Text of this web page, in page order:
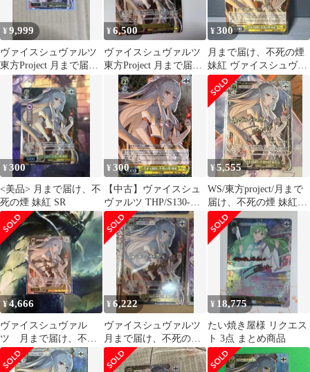
¥9,999
ヴァイスシュヴァルツ
東方Project 月まで届
け、不死の煙 妹紅 LNR
¥6,500
ヴァイスシュヴァルツ
東方Project 月まで届
け、不死の煙 妹紅 LNR
¥300
月まで届け、不死の煙
妹紅 ヴァイスシュヴァ
ルツ
¥300
<美品> 月まで届け、不
死の煙 妹紅 SR
¥300
【中古】ヴァイスシュ
ヴァルツ THP/S130-
009[R]：月まで届け、
不死の煙 妹紅
¥5,555
WS/東方project/月まで
届け、不死の煙 妹紅
LNR
¥4,666
ヴァイスシュヴァル
ツ 月まで届け、不死
の煙 妹紅 LNR サイン
¥6,222
ヴァイスシュヴァルツ
月まで届け、不死の煙
妹紅 LNR 1枚
¥ 18,775
たい焼き屋様 リクエス
ト 3点 まとめ商品